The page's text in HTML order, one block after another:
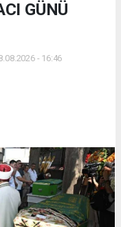
GÜNÜ
- 16:46